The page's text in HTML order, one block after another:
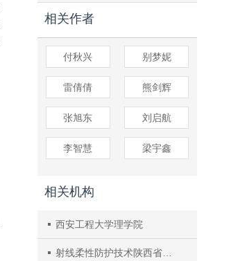
相关作者
付秋兴 别梦妮
雷倩倩 熊剑辉
张旭东 刘启航
李智慧 梁宇鑫
相关机构
西安工程大学理学院
射线柔性防护技术陕西省高校工程研究中心